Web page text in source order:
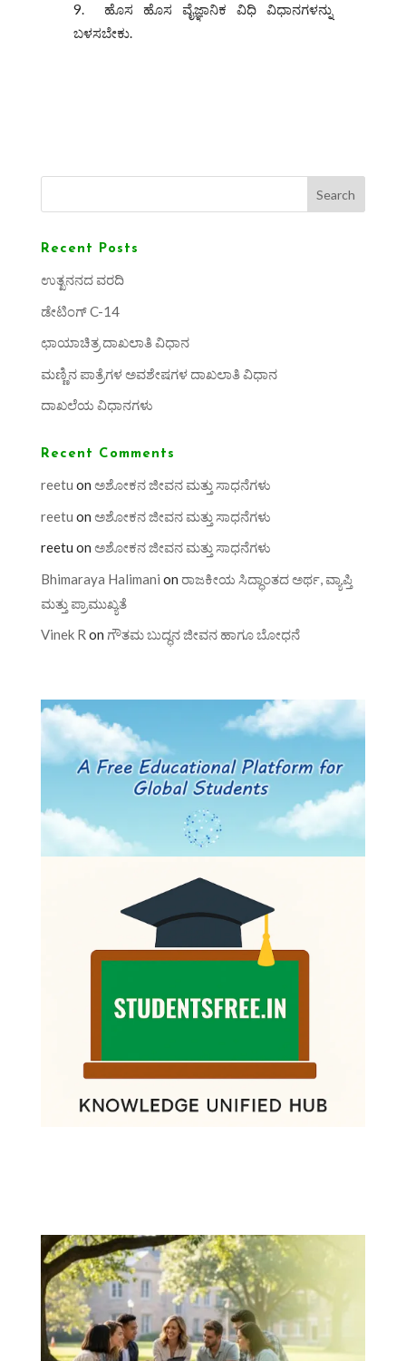
ಹೊಸ ಹೊಸ ವೈಜ್ಞಾನಿಕ ವಿಧಿ ವಿಧಾನಗಳನ್ನು
ಬಳಸಬೇಕು.
Search
Recent Posts
ಉತ್ಖನನದ ವರದಿ
ಡೇಟಿಂಗ್ C-14
ಛಾಯಾಚಿತ್ರ ದಾಖಲಾತಿ ವಿಧಾನ
ಮಣ್ಣಿನ ಪಾತ್ರೆಗಳ ಅವಶೇಷಗಳ ದಾಖಲಾತಿ ವಿಧಾನ
ದಾಖಲೆಯ ವಿಧಾನಗಳು
Recent Comments
reetu on ಅಶೋಕನ ಜೀವನ ಮತ್ತು ಸಾಧನೆಗಳು
reetu on ಅಶೋಕನ ಜೀವನ ಮತ್ತು ಸಾಧನೆಗಳು
reetu on ಅಶೋಕನ ಜೀವನ ಮತ್ತು ಸಾಧನೆಗಳು
Bhimaraya Halimani on ರಾಜಕೀಯ ಸಿದ್ಧಾಂತದ ಅರ್ಥ, ವ್ಯಾಪ್ತಿ
ಮತ್ತು ಪ್ರಾಮುಖ್ಯತೆ
Vinek R on ಗೌತಮ ಬುದ್ಧನ ಜೀವನ ಹಾಗೂ ಬೋಧನೆ